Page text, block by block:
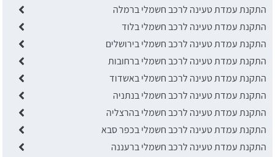
התקנת עמדת טעינה לרכב חשמלי ברמלה
התקנת עמדת טעינה לרכב חשמלי בלוד
התקנת עמדת טעינה לרכב חשמלי בירושלים
התקנת עמדת טעינה לרכב חשמלי ברחובות
התקנת עמדת טעינה לרכב חשמלי באשדוד
התקנת עמדת טעינה לרכב חשמלי בנתניה
התקנת עמדת טעינה לרכב חשמלי בהרצליה
התקנת עמדת טעינה לרכב חשמלי בכפר סבא
התקנת עמדת טעינה לרכב חשמלי ברעננה